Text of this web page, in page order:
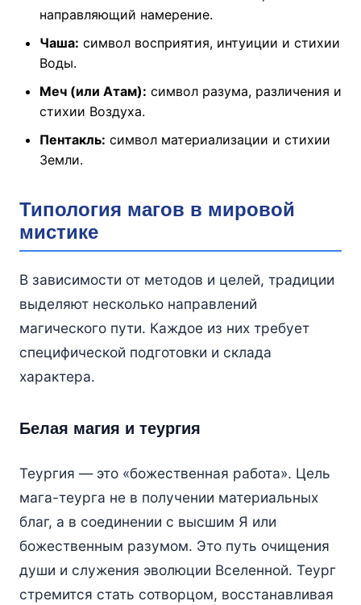
направляющий намерение.
Чаша: символ восприятия, интуиции и стихии
Воды.
Меч (или Атам): символ разума, различения и
стихии Воздуха.
Пентакль: символ материализации и стихии
Земли.
Типология магов в мировой
мистике
В зависимости от методов и целей, традиции
выделяют несколько направлений
магического пути. Каждое из них требует
специфической подготовки и склада
характера.
Белая магия и теургия
Теургия — это «божественная работа». Цель
мага-теурга не в получении материальных
благ, а в соединении с высшим Я или
божественным разумом. Это путь очищения
души и служения эволюции Вселенной. Теург
стремится стать сотворцом, восстанавливая